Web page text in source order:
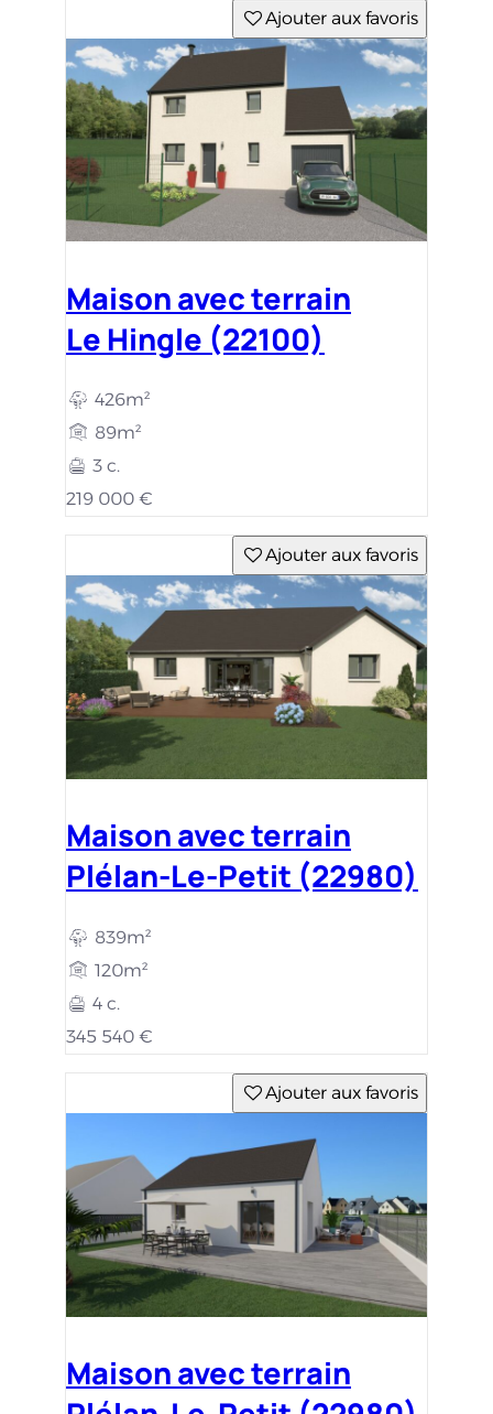
Ajouter aux favoris
Maison avec terrain
Le Hingle (22100)
426m²
89m²
3 c.
219 000 €
Ajouter aux favoris
Maison avec terrain
Plélan-Le-Petit (22980)
839m²
120m²
4 c.
345 540 €
Ajouter aux favoris
Maison avec terrain